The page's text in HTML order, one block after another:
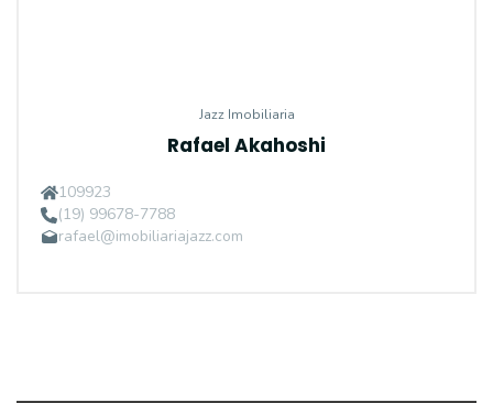
Jazz Imobiliaria
Rafael Akahoshi
109923
(19) 99678-7788
rafael@imobiliariajazz.com